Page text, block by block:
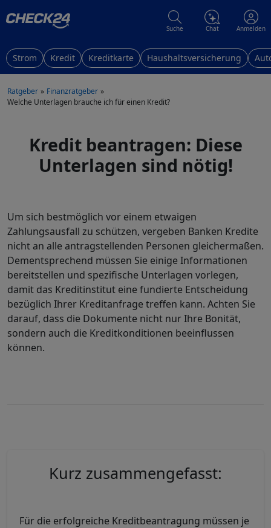
Suche Chat Anmelden
Strom Kredit Kreditkarte Haushaltsversicherung
Ratgeber
Finanzratgeber
Welche Unterlagen brauche ich für einen Kredit?
Kredit beantragen: Diese
Unterlagen sind nötig!
Um sich bestmöglich vor einem etwaigen
Zahlungsausfall zu schützen, vergeben Banken Kredite
nicht an alle antragstellenden Personen gleichermaßen.
Dementsprechend müssen Sie einige Informationen
bereitstellen und spezifische Unterlagen vorlegen,
damit das Kreditinstitut eine fundierte Entscheidung
bezüglich Ihrer Kreditanfrage treffen kann. Achten Sie
darauf, dass die Dokumente nicht nur Ihre Bonität,
sondern auch die Kreditkonditionen beeinflussen
können.
Kurz zusammengefasst:
Für die erfolgreiche Kreditbeantragung müssen je